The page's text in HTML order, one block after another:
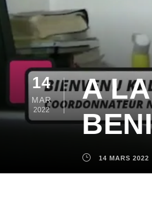
14
MAR
2022
A
14 MARS 2022